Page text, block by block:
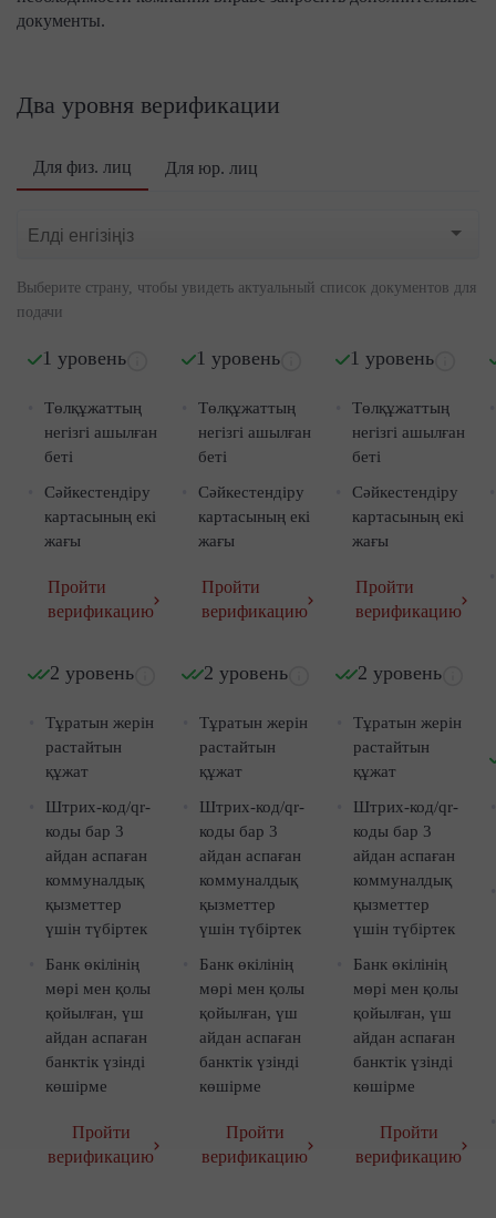
документы.
Два уровня верификации
Для физ. лиц Для юр. лиц
Выберите страну, чтобы увидеть актуальный список документов для
подачи
1 уровень
Төлқұжаттың
негізгі ашылған
беті
Сәйкестендіру
картасының екі
жағы
Пройти
верификацию
2 уровень
Тұратын жерін
растайтын
құжат
Штрих-код/qr-
коды бар 3
айдан аспаған
коммуналдық
қызметтер
үшін түбіртек
Банк өкілінің
мөрі мен қолы
қойылған, үш
айдан аспаған
банктік үзінді
көшірме
Пройти
верификацию
1 уровень
Төлқұжаттың
негізгі ашылған
беті
Сәйкестендіру
картасының екі
жағы
Пройти
верификацию
2 уровень
Тұратын жерін
растайтын
құжат
Штрих-код/qr-
коды бар 3
айдан аспаған
коммуналдық
қызметтер
үшін түбіртек
Банк өкілінің
мөрі мен қолы
қойылған, үш
айдан аспаған
банктік үзінді
көшірме
Пройти
верификацию
1 уровень
Төлқұжаттың
негізгі ашылған
беті
Сәйкестендіру
картасының екі
жағы
Пройти
верификацию
2 уровень
Тұратын жерін
растайтын
құжат
Штрих-код/qr-
коды бар 3
айдан аспаған
коммуналдық
қызметтер
үшін түбіртек
Банк өкілінің
мөрі мен қолы
қойылған, үш
айдан аспаған
банктік үзінді
көшірме
Пройти
верификацию